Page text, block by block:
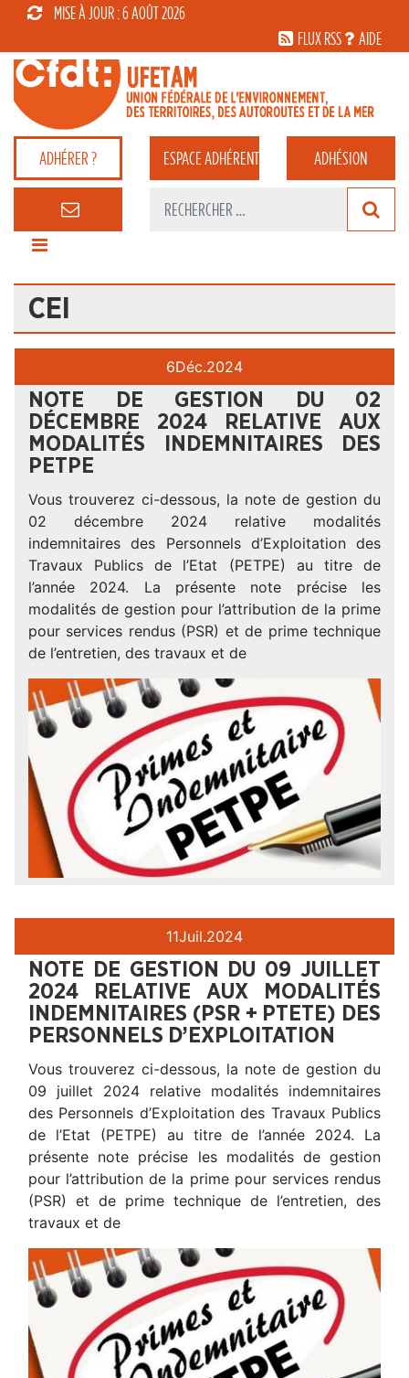
MISE À JOUR : 6 AOÛT 2026
FLUX RSS
AIDE
ADHÉRER ? ESPACEADHÉRENT ADHÉSION
CEI
6Déc.2024
NOTE DE GESTION DU 02
DÉCEMBRE 2024 RELATIVE AUX
MODALITÉS INDEMNITAIRES DES
PETPE
Vous trouverez ci-dessous, la note de gestion du
02 décembre 2024 relative modalités
indemnitaires des Personnels d’Exploitation des
Travaux Publics de l’Etat (PETPE) au titre de
l’année 2024. La présente note précise les
modalités de gestion pour l’attribution de la prime
pour services rendus (PSR) et de prime technique
de l’entretien, des travaux et de
11Juil.2024
NOTE DE GESTION DU 09 JUILLET
2024 RELATIVE AUX MODALITÉS
INDEMNITAIRES (PSR + PTETE) DES
PERSONNELS D’EXPLOITATION
Vous trouverez ci-dessous, la note de gestion du
09 juillet 2024 relative modalités indemnitaires
des Personnels d’Exploitation des Travaux Publics
de l’Etat (PETPE) au titre de l’année 2024. La
présente note précise les modalités de gestion
pour l’attribution de la prime pour services rendus
(PSR) et de prime technique de l’entretien, des
travaux et de